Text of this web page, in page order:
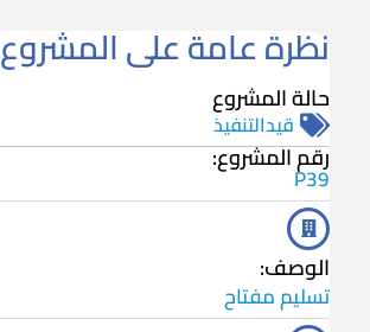
نظرة عامة على المشروع
حالة المشروع
قيدالتنفيذ
رقم المشروع:
P39
الوصف:
تسليم مفتاح